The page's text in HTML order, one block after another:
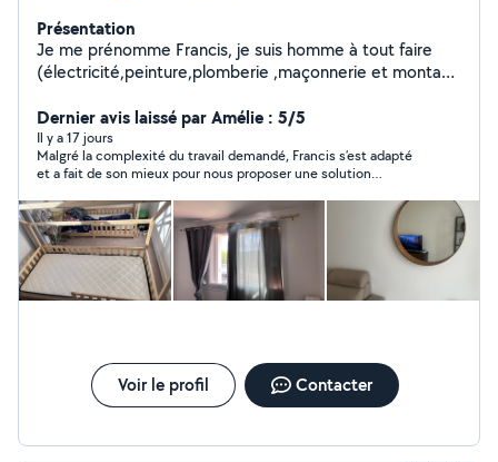
Présentation
Je me prénomme Francis, je suis homme à tout faire
(électricité,peinture,plomberie ,maçonnerie et montage
Dernier avis laissé par Amélie : 5/5
Il y a 17 jours
Malgré la complexité du travail demandé, Francis s’est adapté
et a fait de son mieux pour nous proposer une solution
professionnelle. 🙂
Voir le profil Contacter